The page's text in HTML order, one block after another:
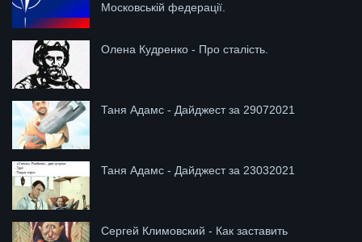
Московській федерації.
Олена Кудренко - Про сталість.
Таня Адамс - Дайджест за 29072021
Таня Адамс - Дайджест за 23032021
Сергей Климовский - Как заставить